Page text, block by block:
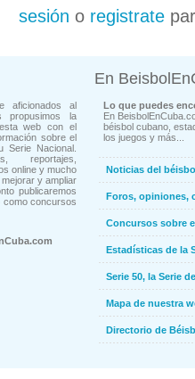
sesión o registrate
aficionados al
propusimos la
web con el
sobre el
Serie Nacional.
reportajes,
online y mucho
y ampliar
publicaremos
concursos
En
Lo que puedes
En
béisbol cubano,
los juegos y más...
Noticias del
Foros, opiniones,
Concursos sobre
Estadísticas de la
Serie 50, la Serie
Mapa de nuestra
Directorio de